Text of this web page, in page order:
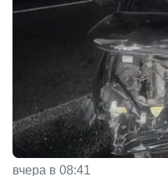
вчера в 08:41